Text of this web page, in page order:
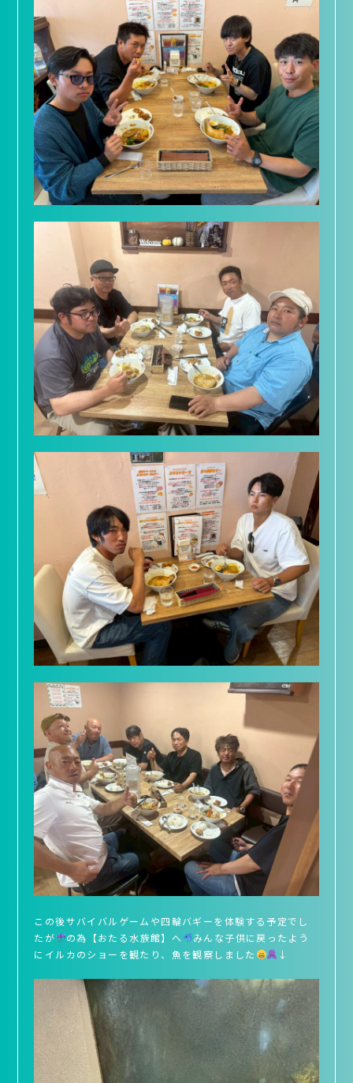
この後サバイバルゲームや四輪バギーを体験する予定でし
たが
の為【おたる水族館】へ
みんな子供に戻ったよう
にイルカのショーを観たり、魚を観察しました
↓